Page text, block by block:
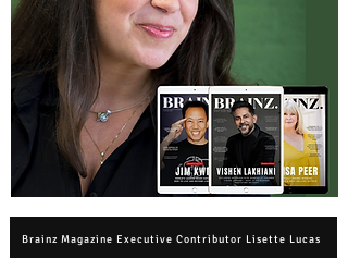
Brainz Magazine Executive Contributor Lisette Lucas